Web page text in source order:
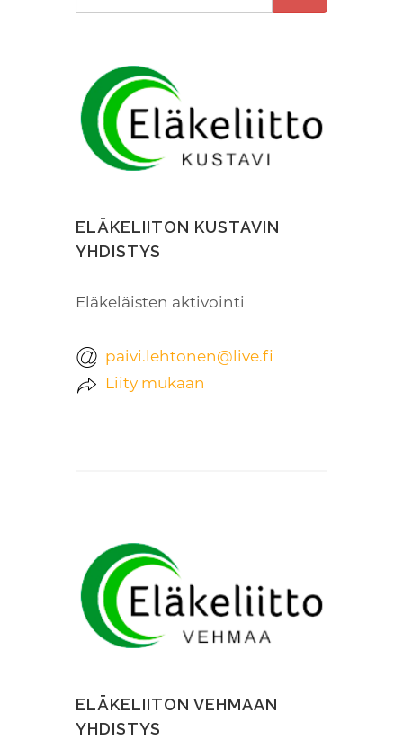
ELÄKELIITON KUSTAVIN
YHDISTYS
Eläkeläisten aktivointi
paivi.lehtonen@live.fi
Liity mukaan
ELÄKELIITON VEHMAAN
YHDISTYS